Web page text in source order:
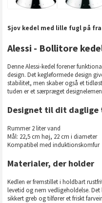
Sjov kedel med lille fugl på fra
Alessi - Bollitore
Denne Alessi-kedel forener
design. Det kegleformede design
stabilitet, men skaber også et
tuden er et særpræget
Designet til dit daglige
Rummer 2 liter vand
Mål: 22,5 cm høj, 22 cm i diameter
Kompatibel med induktionskomfur
Materialer, der holder
Kedlen er fremstillet i holdbart
levetid og nem vedligeholdelse.
sikkert greb og tilfører et friskt